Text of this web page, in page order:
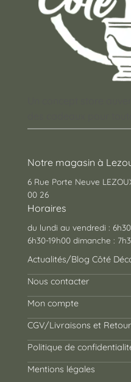
Notre magasin à
6 Rue Porte Neuve
00 26
Horaires
du lundi au vendredi :
6h30-19h00 dimanche :
Actualités/Blog Côté
Nous contacter
Mon compte
CGV/Livraisons et
Politique de
Mentions légales